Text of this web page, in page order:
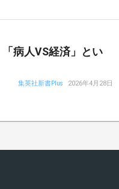
病人VS経済」とい
集英社新書Plus 2026年4月28日